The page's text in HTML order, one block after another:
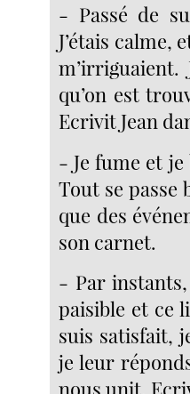
- Passé de
J’étais calme,
qu’on est
Ecrivit Jean
- Je fume et
Tout se passe
que des
son carnet.
- Par
paisible et ce
suis satisfait,
je leur